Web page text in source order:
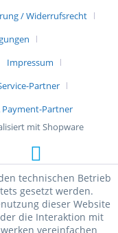
/ Widerrufsrecht
Impressum
Partner
Payment-Partner
mit Shopware
technischen Betrieb
gesetzt werden.
dieser Website
die Interaktion mit
vereinfachen